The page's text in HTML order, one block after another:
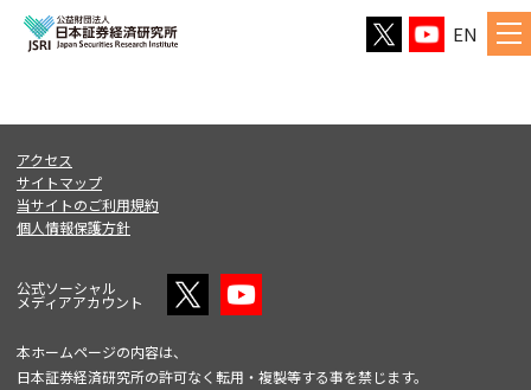
EN
アクセス
サイトマップ
当サイトのご利用規約
個人情報保護方針
公式ソーシャル
メディアアカウント
本ホームページの内容は、
日本証券経済研究所の許可なく転用・複製等する事を禁じます。